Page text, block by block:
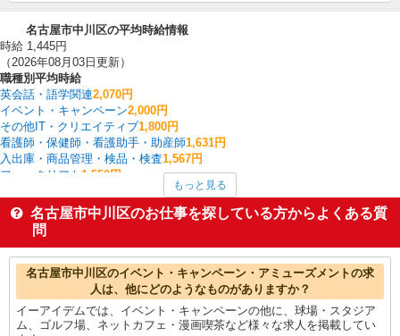
名古屋市中川区の平均時給情報
時給 1,445円
（2026年08月03日更新）
職種別平均時給
英会話・語学関連2,070円
イベント・キャンペーン2,000円
その他IT・クリエイティブ1,800円
看護師・保健師・看護助手・助産師1,631円
入出庫・商品管理・検品・検査1,567円
フォークリフト 1,550円
1,524円
作業療法士・理学療法士・言語聴覚士・視能訓練士1,507円
家電・携帯販売1,503円
経理・人事・労務・総務・法務
名古屋市中川区の他の職種の平均時給を見る
もっと見る
名古屋市中川区のお仕事を探している方からよくある質
問
名古屋市中川区のイベント・キャンペーン・アミューズメントの求
人は、他にどのようなものがありますか？
イーアイデムでは、イベント・キャンペーンの他に、球場・スタジア
ム、ゴルフ場、ネットカフェ・漫画喫茶など様々な求人を掲載してい